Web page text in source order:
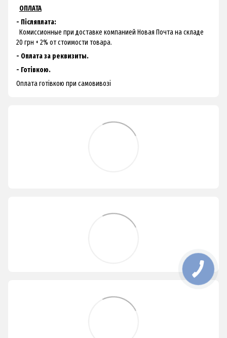
ОПЛАТА
- Післяплата:
Комиссионные при доставке компанией Новая Почта на складе
20 грн + 2% от стоимости товара.
- Оплата за реквизиты.
- Готівкою.
Оплата готівкою при самовивозі